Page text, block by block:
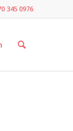
345 0976